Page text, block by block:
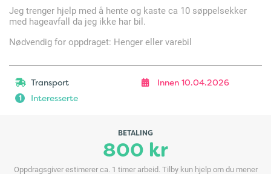
Jeg trenger hjelp med å hente og kaste ca 10 søppelsekker
med hageavfall da jeg ikke har bil.
Nødvendig for oppdraget: Henger eller varebil
Transport Innen 10.04.2026
1 Interesserte
BETALING
800 kr
Oppdragsgiver estimerer ca. 1 timer arbeid. Tilby kun hjelp om du mener